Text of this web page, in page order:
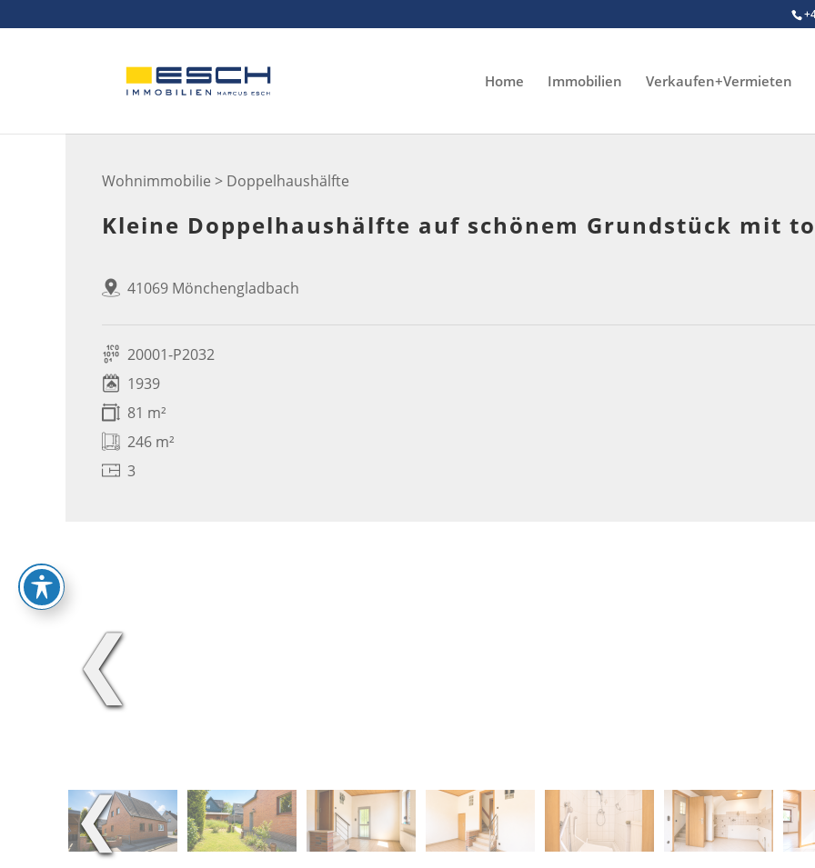
to
Home Immobilien Verkaufen+Vermieten
Wohnimmobilie > Doppelhaushälfte
Kleine Doppelhaushälfte auf schönem Grundstück mit
41069 Mönchengladbach
20001-P2032
1939
81 m²
246 m²
3
❮
❮